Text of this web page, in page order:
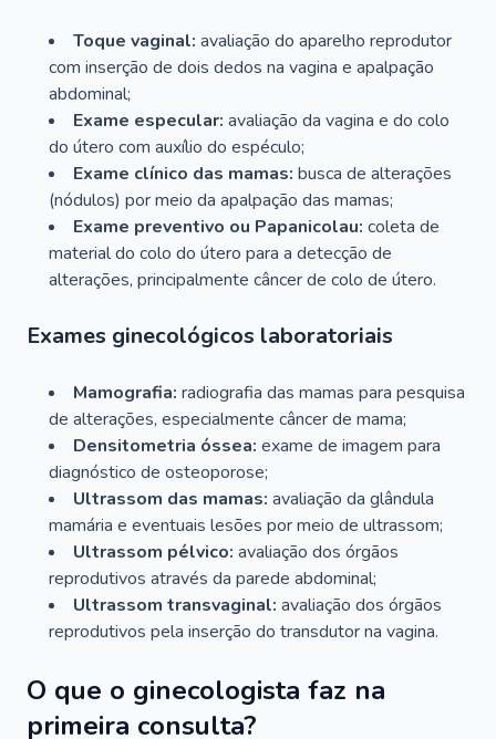
Toque vaginal: avaliação do aparelho reprodutor
com inserção de dois dedos na vagina e apalpação
abdominal;
Exame especular: avaliação da vagina e do colo
do útero com auxílio do espéculo;
Exame clínico das mamas: busca de alterações
(nódulos) por meio da apalpação das mamas;
Exame preventivo ou Papanicolau: coleta de
material do colo do útero para a detecção de
alterações, principalmente câncer de colo de útero.
Exames ginecológicos laboratoriais
Mamografia: radiografia das mamas para pesquisa
de alterações, especialmente câncer de mama;
Densitometria óssea: exame de imagem para
diagnóstico de osteoporose;
Ultrassom das mamas: avaliação da glândula
mamária e eventuais lesões por meio de ultrassom;
Ultrassom pélvico: avaliação dos órgãos
reprodutivos através da parede abdominal;
Ultrassom transvaginal: avaliação dos órgãos
reprodutivos pela inserção do transdutor na vagina.
O que o ginecologista faz na
primeira consulta?